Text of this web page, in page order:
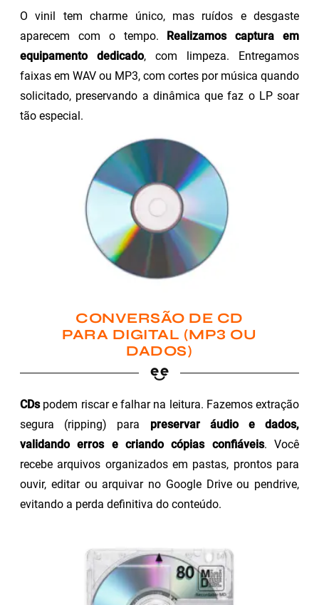
O vinil tem charme único, mas ruídos e desgaste
aparecem com o tempo.
Realizamos captura em
equipamento dedicado, com limpeza. Entregamos
faixas em WAV ou MP3, com cortes por música quando
solicitado, preservando a dinâmica que faz o LP soar
tão especial.
CONVERSÃO DE CD
PARA DIGITAL (MP3 OU
DADOS)
CDspodem riscar e falhar na leitura. Fazemos extração
segura (ripping) para preservar áudio e dados,
validando erros e criando cópias confiáveis. Você
recebe arquivos organizados em pastas, prontos para
ouvir, editar ou arquivar no Google Drive ou pendrive,
evitando a perda definitiva do conteúdo.